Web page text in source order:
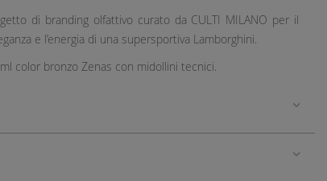
di branding olfattivo curato da CULTI MILANO per il
e l’energia di una supersportiva Lamborghini.
color bronzo Zenas con midollini tecnici.